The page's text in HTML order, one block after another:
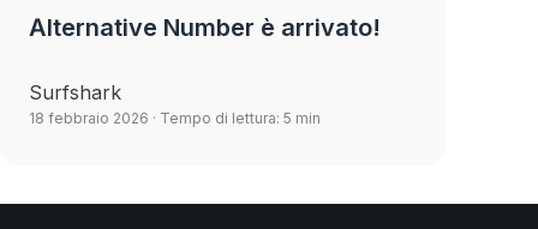
Alternative Number è arrivato!
Surfshark
18 febbraio 2026 · Tempo di lettura: 5 min